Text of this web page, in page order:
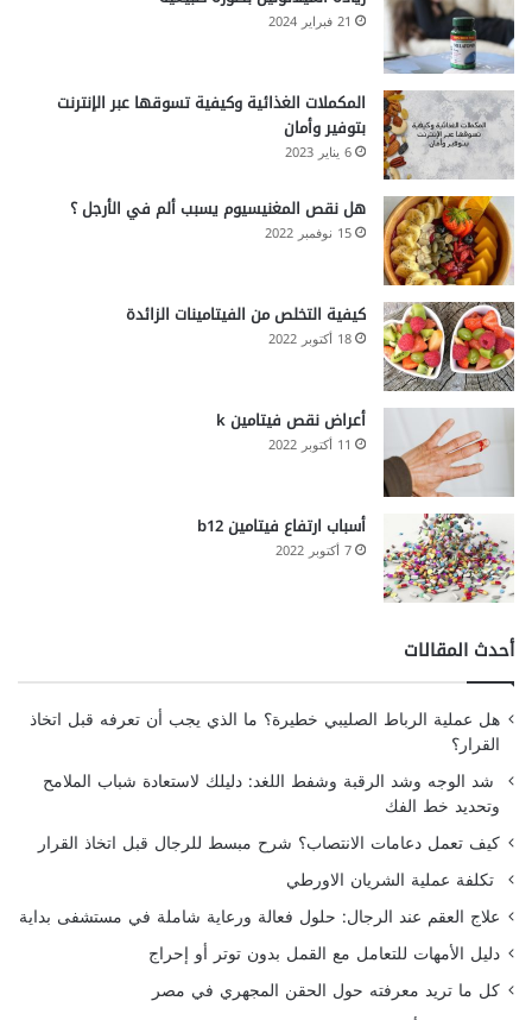
21 فبراير 2024
المكملات الغذائية وكيفية تسوقها عبر الإنترنت
بتوفير وأمان
6 يناير 2023
هل نقص المغنيسيوم يسبب ألم في الأرجل ؟
15 نوفمبر 2022
كيفية التخلص من الفيتامينات الزائدة
18 أكتوبر 2022
أعراض نقص فيتامين k
11 أكتوبر 2022
أسباب ارتفاع فيتامين b12
7 أكتوبر 2022
أحدث المقالات
هل عملية الرباط الصليبي خطيرة؟ ما الذي يجب أن تعرفه قبل اتخاذ
القرار؟
شد الوجه وشد الرقبة وشفط اللغد: دليلك لاستعادة شباب الملامح
وتحديد خط الفك
كيف تعمل دعامات الانتصاب؟ شرح مبسط للرجال قبل اتخاذ القرار
تكلفة عملية الشريان الاورطي
علاج العقم عند الرجال: حلول فعالة ورعاية شاملة في مستشفى بداية
دليل الأمهات للتعامل مع القمل بدون توتر أو إحراج
كل ما تريد معرفته حول الحقن المجهري في مصر